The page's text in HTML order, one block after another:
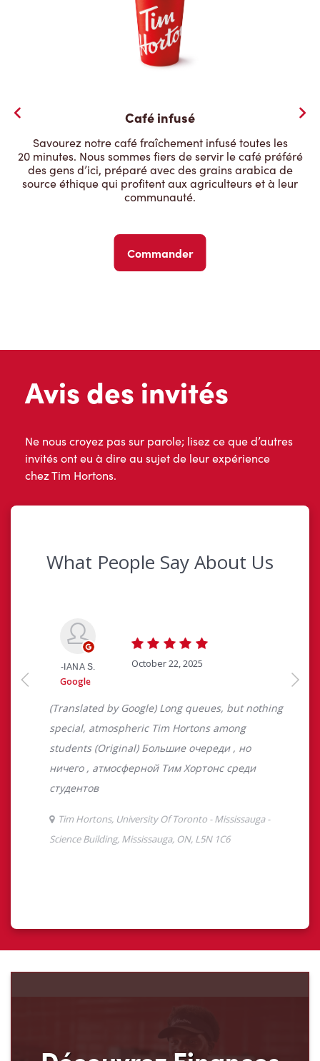
Café infusé
Savourez notre café fraîchement infusé toutes les
20 minutes. Nous sommes fiers de servir le café préféré
des gens d’ici, préparé avec des grains arabica de
source éthique qui profitent aux agriculteurs et à leur
communauté.
Commander
Avis des invités
Ne nous croyez pas sur parole; lisez ce que d’autres
invités ont eu à dire au sujet de leur expérience
chez Tim Hortons.